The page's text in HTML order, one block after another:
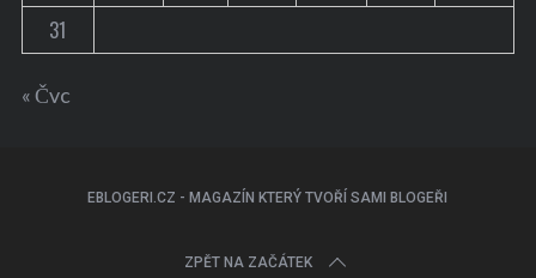
31
« Čvc
EBLOGERI.CZ - MAGAZÍN KTERÝ TVOŘÍ SAMI BLOGEŘI
ZPĚT NA ZAČÁTEK